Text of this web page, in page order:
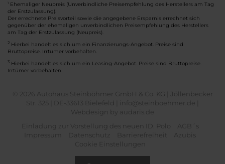
Ehemaliger Neupreis (Unverbindliche Preisempfehlung des Herstellers am Tag
der Erstzulassung).
Der errechnete Preisvorteil sowie die angegebene Ersparnis errechnet sich
gegenüber der ehemaligen unverbindlichen Preisempfehlung des Herstellers
am Tag der Erstzulassung (Neupreis).
2 Hierbei handelt es sich um ein Finanzierungs-Angebot. Preise sind
Bruttopreise. Irrtümer vorbehalten.
3 Hierbei handelt es sich um ein Leasing-Angebot. Preise sind Bruttopreise.
Irrtümer vorbehalten.
© 2026 Autohaus Steinböhmer GmbH & Co. KG | Jöllenbecker
Str. 325 | DE-33613 Bielefeld | info@steinboehmer.de |
Webdesign by audaris.de
Einladung zur Vorstellung des neuen ID. Polo
AGB´s
Impressum
Datenschutz Barrierefreiheit
Azubis
Cookie Einstellungen